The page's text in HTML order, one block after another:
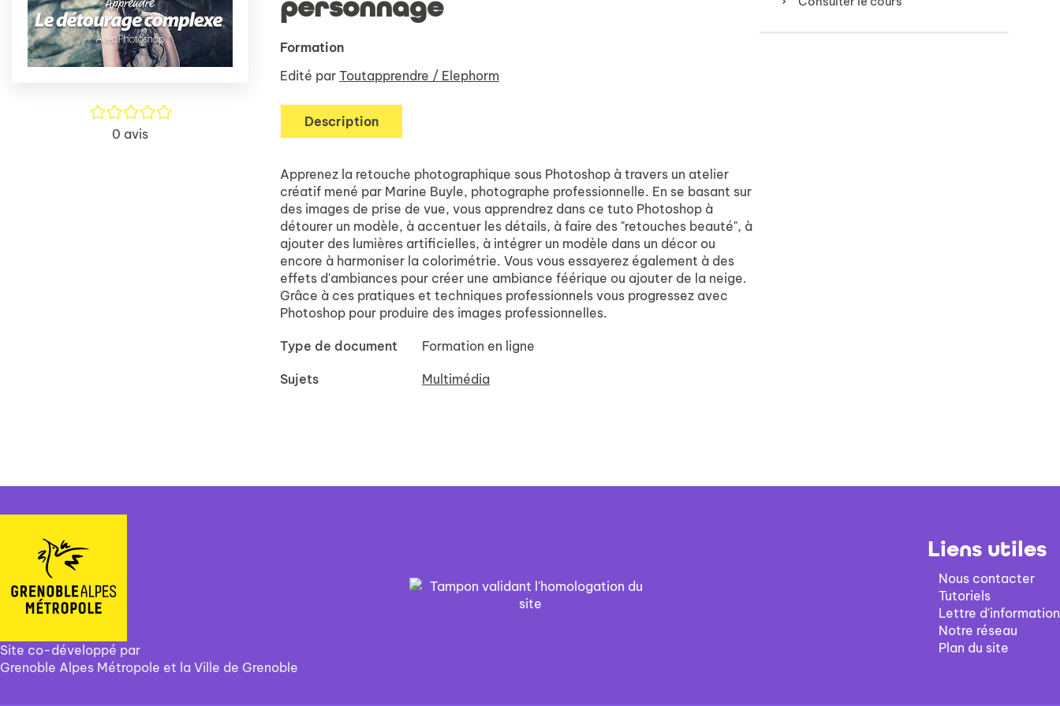
/5
0 avis
personnage
Formation
Edité par Toutapprendre / Elephorm
Description
Apprenez la retouche photographique sous Photoshop à travers un atelier
créatif mené par Marine Buyle, photographe professionnelle. En se basant sur
des images de prise de vue, vous apprendrez dans ce tuto Photoshop à
détourer un modèle, à accentuer les détails, à faire des "retouches beauté", à
ajouter des lumières artificielles, à intégrer un modèle dans un décor ou
encore à harmoniser la colorimétrie. Vous vous essayerez également à des
effets d'ambiances pour créer une ambiance féérique ou ajouter de la neige.
Grâce à ces pratiques et techniques professionnels vous progressez avec
Photoshop pour produire des images professionnelles.
Type de document Formation en ligne
Sujets Multimédia
Site co-développé par
Grenoble Alpes Métropole et la Ville de Grenoble
Liens utiles
Nous contacter
Tutoriels
Lettre d'information
Notre réseau
Plan du site